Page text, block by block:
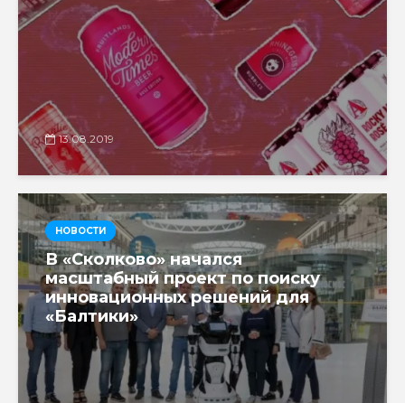
13.08.2019
НОВОСТИ
В «Сколково» начался
масштабный проект по поиску
инновационных решений для
«Балтики»